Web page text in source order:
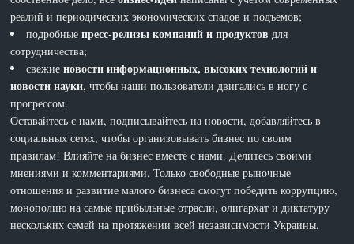
реалий и периодических экономических спадов и подъемов;
подробныепресс-релизы компаний и продуктов для
сотрудничества;
свежиеновости информационных, высоких технологий и
новости науки, чтобы наши пользователи двигались в ногу с
прогрессом.
Оставайтесь с нами, подписывайтесь на новости, добавляйтесь в
социальных сетях, чтобы организовывать бизнес по своим
правилам! Влияйте на бизнес вместе с нами. Делитесь своими
мнениями и комментариями. Только свободные рыночные
отношения и развитие малого бизнеса смогут победить коррупцию,
монополию на самые прибыльные отрасли, олигархат и диктатуру
нескольких семей на протяжении всей независимости Украины.